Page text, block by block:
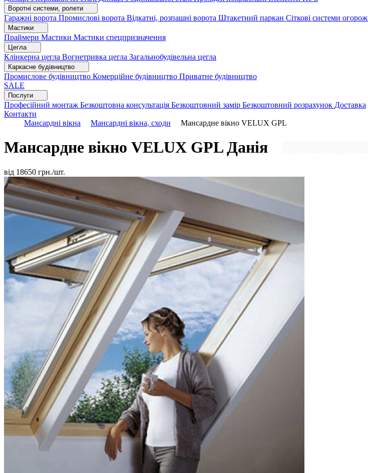
Воротні системи, ролети
Гаражні ворота Промислові ворота Відкатні, розпашні ворота Штакетний паркан Сіткові системи огорож
Мастики
Праймери Мастики Мастики спецпризначення
Цегла
Клінкерна цегла Вогнетривка цегла Загальнобудівельна цегла
Каркасне будівництво
Промислове будівництво Комерційне будівництво Приватне будівництво
SALE
Послуги
Професійний монтаж Безкоштовна консультація Безкоштовний замір Безкоштовний розрахунок Доставка
Контакти
Мансардні вікна
Мансардні вікна, сходи Мансардне вікно VELUX GPL
Мансардне вікно VELUX GPLДанія
від 18650 грн./шт.